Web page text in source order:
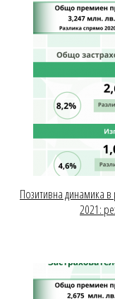
Позитивна динамика в
2021: